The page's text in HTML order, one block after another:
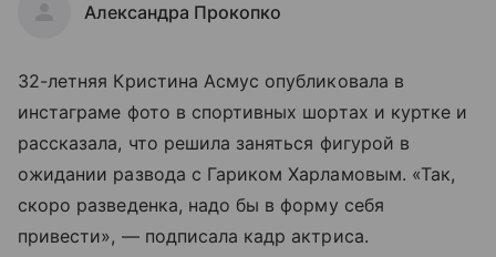
Александра Прокопко
32-летняя Кристина Асмус опубликовала в
инстаграме фото в спортивных шортах и куртке и
рассказала, что решила заняться фигурой в
ожидании развода с Гариком Харламовым. «Так,
скоро разведенка, надо бы в форму себя
привести», — подписала кадр актриса.